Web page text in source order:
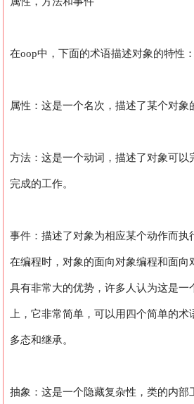
在oop中，下面的术语描述对象的特性：
属性：这是一个名次，描述了某个对象
方法：这是一个动词，描述了对象可以
完成的工作。
事件：描述了对象为相应某个动作而执
在编程时，对象的面向对象编程和面向
具有非常大的优势，许多人认为这是一
上，它非常简单，可以用四个简单的术
多态和继承。
抽象：这是一个隐藏复杂性，类的内部